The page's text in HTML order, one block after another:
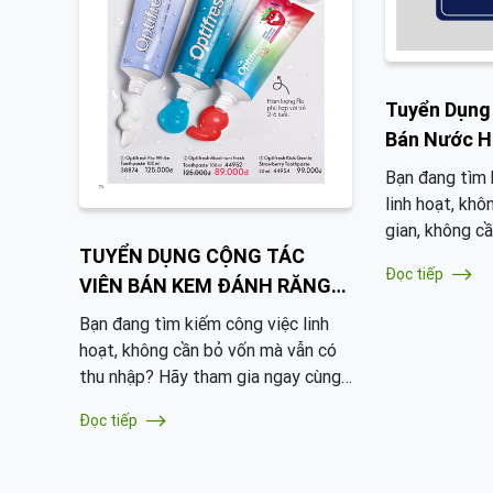
không bỏ lỡ
TUYỂN DỤNG CỘNG TÁC
VIÊN BÁN KEM ĐÁNH RĂNG
NHẬP KHẨU CHÂU ÂU – THU
NHẬP HẤP DẪN MỖI NGÀY!
Bạn đang tìm kiếm công việc linh
hoạt, không cần bỏ vốn mà vẫn có
thu nhập? Hãy tham gia ngay cùng
Viên (CTV) bán kem đánh răng nhập
Đọc tiếp
Tuyển
Bán Nước
Nhập Từ 3
Bạn đang
linh hoạt,
gian, không
nước hoa của
Đọc tiếp